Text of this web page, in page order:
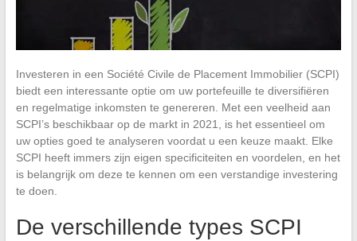
Investeren in een Société Civile de Placement Immobilier (SCPI)
biedt een interessante optie om uw portefeuille te diversifiëren
en regelmatige inkomsten te genereren. Met een veelheid aan
SCPI’s beschikbaar op de markt in 2021, is het essentieel om
uw opties goed te analyseren voordat u een keuze maakt. Elke
SCPI heeft immers zijn eigen specificiteiten en voordelen, en het
is belangrijk om deze te kennen om een verstandige investering
te doen.
De verschillende types SCPI